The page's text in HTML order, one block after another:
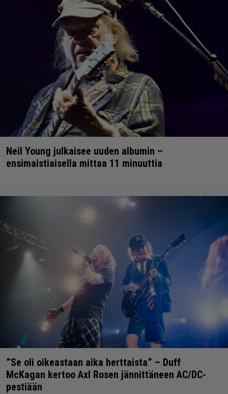
Neil Young julkaisee uuden albumin –
ensimaistiaisella mittaa 11 minuuttia
”Se oli oikeastaan aika herttaista” – Duff
McKagan kertoo Axl Rosen jännittäneen AC/DC-
pestiään